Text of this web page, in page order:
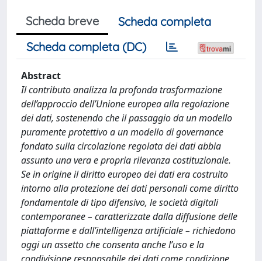
Scheda breve
Scheda completa
Scheda completa (DC)
Abstract
Il contributo analizza la profonda trasformazione
dell’approccio dell’Unione europea alla regolazione
dei dati, sostenendo che il passaggio da un modello
puramente protettivo a un modello di governance
fondato sulla circolazione regolata dei dati abbia
assunto una vera e propria rilevanza costituzionale.
Se in origine il diritto europeo dei dati era costruito
intorno alla protezione dei dati personali come diritto
fondamentale di tipo difensivo, le società digitali
contemporanee – caratterizzate dalla diffusione delle
piattaforme e dall’intelligenza artificiale – richiedono
oggi un assetto che consenta anche l’uso e la